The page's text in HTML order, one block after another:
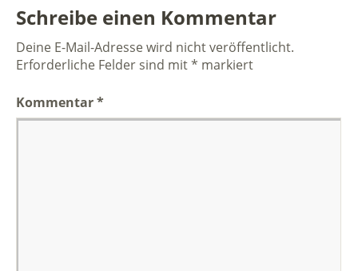
Schreibe einen Kommentar
Deine E-Mail-Adresse wird nicht veröffentlicht.
Erforderliche Felder sind mit* markiert
Kommentar*